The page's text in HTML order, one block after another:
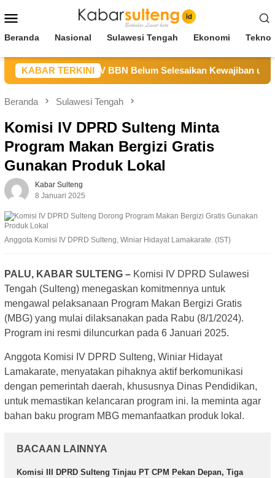
ke
Mobile
Beranda Nasional Sulawesi Tengah Ekonomi
KABAR TERKINI
Sulteng Sebut CV BBN Belum Selesaikan Kewajiban untuk
Beranda Sulawesi Tengah
Komisi IV DPRD Sulteng Minta
Program Makan Bergizi Gratis
Gunakan Produk Lokal
Kabar Sulteng
8 Januari 2025
Anggota Komisi IV DPRD Sulteng, Winiar Hidayat Lamakarate. (IST)
PALU, KABAR SULTENG – Komisi IV DPRD Sulawesi
Tengah (Sulteng) menegaskan komitmennya untuk
mengawal pelaksanaan Program Makan Bergizi Gratis
(MBG) yang mulai dilaksanakan pada Rabu (8/1/2024).
Program ini resmi diluncurkan pada 6 Januari 2025.
Anggota Komisi IV DPRD Sulteng, Winiar Hidayat
Lamakarate, menyatakan pihaknya aktif berkomunikasi
dengan pemerintah daerah, khususnya Dinas Pendidikan,
untuk memastikan kelancaran program ini. Ia meminta agar
bahan baku program MBG memanfaatkan produk lokal.
BACAAN LAINNYA
Komisi III DPRD Sulteng Tinjau PT CPM Pekan Depan, Tiga